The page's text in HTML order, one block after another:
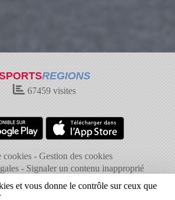
REGIONS
67459 visites
cookies
Gestion des cookies
Signaler un contenu inapproprié
et vous donne le contrôle sur ceux que